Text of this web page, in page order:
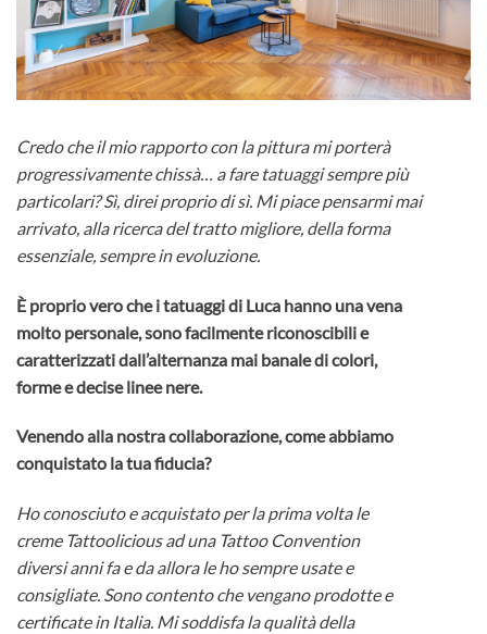
Credo che il mio rapporto con la pittura mi porterà
progressivamente chissà… a fare tatuaggi sempre più
particolari? Sì, direi proprio di sì. Mi piace pensarmi mai
arrivato, alla ricerca del tratto migliore, della forma
essenziale, sempre in evoluzione.
È proprio vero che i tatuaggi di Luca hanno una vena
molto personale, sono facilmente riconoscibili e
caratterizzati dall’alternanza mai banale di colori,
forme e decise linee nere.
Venendo alla nostra collaborazione, come abbiamo
conquistato la tua fiducia?
Ho conosciuto e acquistato per la prima volta le
creme Tattoolicious ad una Tattoo Convention
diversi anni fa e da allora le ho sempre usate e
consigliate. Sono contento che vengano prodotte e
certificate in Italia. Mi soddisfa la qualità della